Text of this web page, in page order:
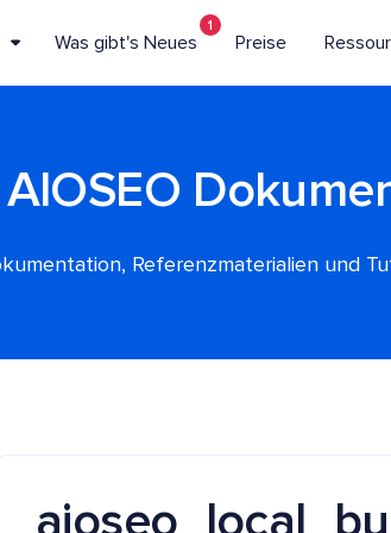
Was gibt's Neues
1
Preise
AIOSEO
Referenzmaterialien und